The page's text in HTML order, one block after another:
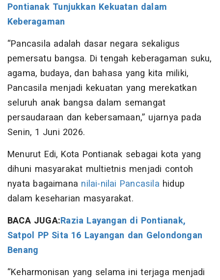
Pontianak Tunjukkan Kekuatan dalam
Keberagaman
“Pancasila adalah dasar negara sekaligus
pemersatu bangsa. Di tengah keberagaman suku,
agama, budaya, dan bahasa yang kita miliki,
Pancasila menjadi kekuatan yang merekatkan
seluruh anak bangsa dalam semangat
persaudaraan dan kebersamaan,” ujarnya pada
Senin, 1 Juni 2026.
Menurut Edi, Kota Pontianak sebagai kota yang
dihuni masyarakat multietnis menjadi contoh
nyata bagaimana nilai-nilai Pancasila hidup
dalam keseharian masyarakat.
BACA JUGA:Razia Layangan di Pontianak,
Satpol PP Sita 16 Layangan dan Gelondongan
Benang
“Keharmonisan yang selama ini terjaga menjadi